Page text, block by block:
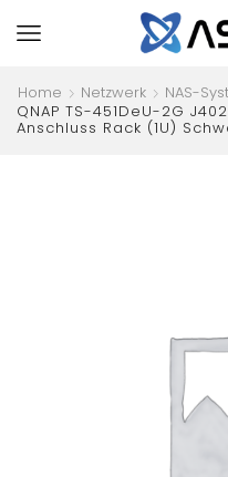
Home Netzwerk
NAS-
QNAP TS-451DeU-2G
Anschluss Rack (1U)